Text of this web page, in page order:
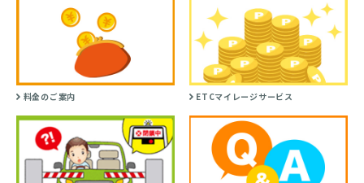
料金のご案内 ETCマイレージサービス